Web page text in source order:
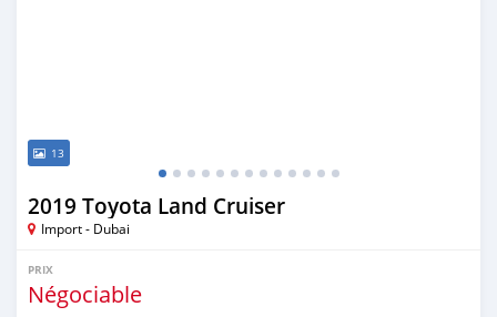
13
2019 Toyota Land Cruiser
Import - Dubai
PRIX
Négociable